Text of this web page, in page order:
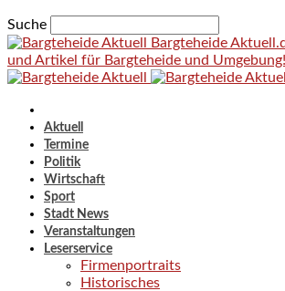
Suche
Bargteheide
und Artikel für Bargteheide und Umgebung!
Aktuell
Termine
Politik
Wirtschaft
Sport
Stadt News
Veranstaltungen
Leserservice
Firmenportraits
Historisches